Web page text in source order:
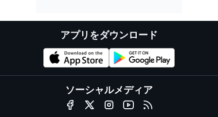
アプリをダウンロード
ソーシャルメディア